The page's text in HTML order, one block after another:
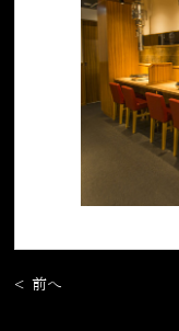
< 前へ